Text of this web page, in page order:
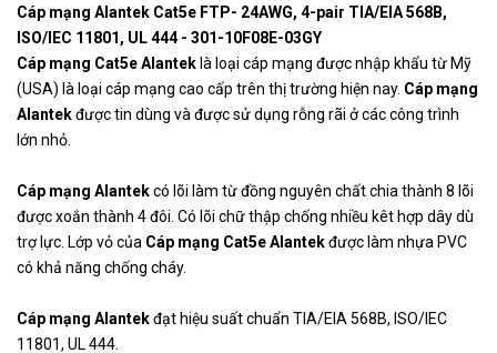
20300E-
0050
302-20300E-0050
VND
301-
60FULG-
03GY
Cáp mạng Alantek Cat6e FTP-
23AWG, 4-pair TIA/EIA 568B,
ISO/IEC 11801, UL 444 -301-
Liên
hệ
6008LG-
03BU
Cáp mạng Alantek Cat6 UTP
-23AWG, 4-pair TIA/EIA 568B
-301-6008LG-03BU
Liên
hệ
301-
00GY
Cáp mạng Alantek Cat5e UTP-
ISO/IEC 11801, UL 444- 301-
hệ
Cáp mạng Alantek Cat5e FTP- 24AWG, 4-pair TIA/EIA 568B,
ISO/IEC 11801, UL 444 - 301-10F08E-03GY
Cáp mạng Cat5e Alantek là loại cáp mạng được nhập khẩu từ Mỹ
(USA) là loại cáp mạng cao cấp trên thị trường hiện nay. Cáp mạng
Alantekđược tin dùng và được sử dụng rỗng rãi ở các công trình
lớn nhỏ.
Cáp mạng Alantekcó lõi làm từ đồng nguyên chất chia thành 8 lõi
được xoắn thành 4 đôi. Có lõi chữ thập chống nhiều kêt hợp dây dù
trợ lực. Lớp vỏ của Cáp mạng Cat5e Alantekđược làm nhựa PVC
có khả năng chống cháy.
Cáp mạng Alantekđạt hiệu suất chuẩn TIA/EIA 568B, ISO/IEC
11801, UL 444.